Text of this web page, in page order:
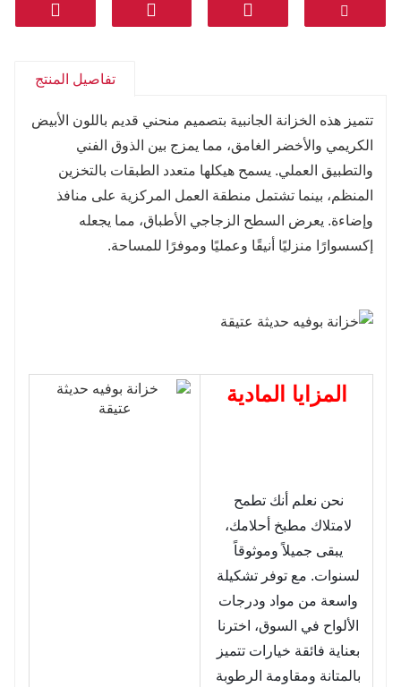
5. اللون الرئيسي هو اللون الأبيض الكريمي منخفض
تفاصيل المنتج
تتميز هذه الخزانة الجانبية بتصميم منحني قديم باللون الأبيض
الكريمي والأخضر الغامق، مما يمزج بين الذوق الفني
والتطبيق العملي. يسمح هيكلها متعدد الطبقات بالتخزين
المنظم، بينما تشتمل منطقة العمل المركزية على منافذ
وإضاءة. يعرض السطح الزجاجي الأطباق، مما يجعله
إكسسوارًا منزليًا أنيقًا وعمليًا وموفرًا للمساحة.
المزايا المادية